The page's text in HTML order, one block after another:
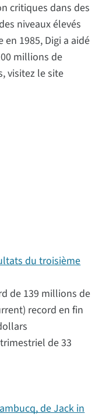
critiques dans des
niveaux élevés
1985, Digi a aidé
millions de
visitez le site
du troisième
de 139 millions de
record en fin
de 33
de Jack in